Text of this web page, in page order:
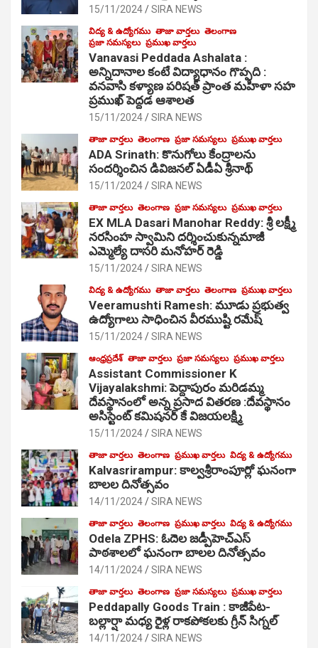
15/11/2024 SIRA NEWS
విద్య & ఉద్యోగము తాజా వార్తలు తెలంగాణ
ప్రజా సమస్యలు ప్రముఖ వార్తలు
Vanavasi Peddada Ashalata :
అన్నిదానాల కంటే విద్యాధానం గొప్పది :
వనవాసి కళ్యాణ పరిషత్ ప్రాంత మహిళా సహ
ప్రముఖ్ పెద్దడ ఆశాలత
15/11/2024 SIRA NEWS
తాజా వార్తలు తెలంగాణ ప్రజా సమస్యలు ప్రముఖ వార్తలు
ADA Srinath: కొనుగోలు కేంద్రాల‌ను
సంద‌ర్శించిన డివిజనల్ ఏడీఏ శ్రీనాథ్
15/11/2024 SIRA NEWS
తాజా వార్తలు తెలంగాణ ప్రజా సమస్యలు ప్రముఖ వార్తలు
EX MLA Dasari Manohar Reddy: శ్రీ లక్ష్మీ
నరసింహ స్వామిని దర్శించుకున్నమాజీ
ఎమ్మెల్యే దాసరి మనోహర్ రెడ్డి
15/11/2024 SIRA NEWS
విద్య & ఉద్యోగము తాజా వార్తలు తెలంగాణ ప్రముఖ వార్తలు
Veeramushti Ramesh: మూడు ప్రభుత్వ
ఉద్యోగాలు సాధించిన వీరముష్టి రమేష్
15/11/2024 SIRA NEWS
ఆంధ్రప్రదేశ్ తాజా వార్తలు ప్రజా సమస్యలు ప్రముఖ వార్తలు
Assistant Commissioner K
Vijayalakshmi: పెద్దాపురం మరిడమ్మ
దేవస్థానంలో అన్న ప్రసాద వితరణ :దేవస్థానం
అసిస్టెంట్ కమిషనర్ కే విజయలక్ష్మి
15/11/2024 SIRA NEWS
తాజా వార్తలు తెలంగాణ ప్రముఖ వార్తలు విద్య & ఉద్యోగము
Kalvasrirampur: కాల్వశ్రీరాంపూర్లో ఘనంగా
బాలల దినోత్సవం
14/11/2024 SIRA NEWS
తాజా వార్తలు తెలంగాణ ప్రముఖ వార్తలు విద్య & ఉద్యోగము
Odela ZPHS: ఓదెల జ‌డ్పీహెచ్ఎస్
పాఠ‌శాల‌లో ఘనంగా బాలల దినోత్సవం
14/11/2024 SIRA NEWS
తాజా వార్తలు తెలంగాణ ప్రజా సమస్యలు ప్రముఖ వార్తలు
Peddapally Goods Train : కాజీపేట-
బల్లార్షా మధ్య రైళ్ల రాకపోకలకు గ్రీన్ సిగ్నల్
14/11/2024 SIRA NEWS